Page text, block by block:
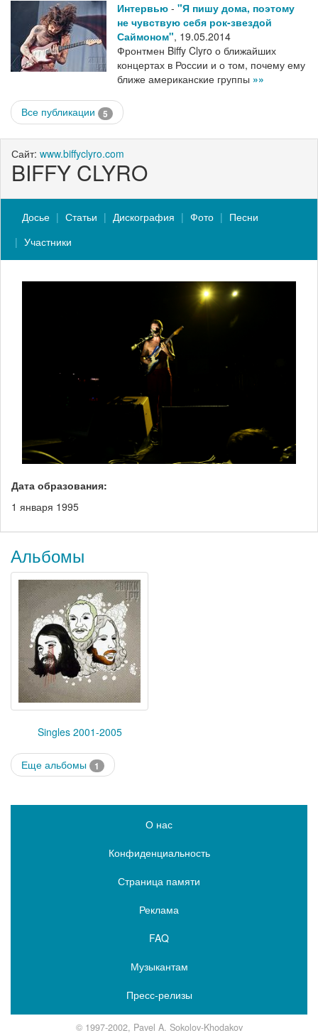
Интервью - "Я пишу дома, поэтому
не чувствую себя рок-звездой
Саймоном", 19.05.2014
Фронтмен Biffy Clyro о ближайших
концертах в России и о том, почему ему
ближе американские группы »»
Все публикации 5
Сайт: www.biffyclyro.com
BIFFY CLYRO
Досье Статьи Дискография Фото
Песни
Участники
Дата образования:
1 января 1995
Альбомы
Singles 2001-2005
Еще альбомы 1
О нас
Конфиденциальность
Страница памяти
Реклама
FAQ
Музыкантам
Пресс-релизы
© 1997-2002, Pavel A. Sokolov-Khodakov